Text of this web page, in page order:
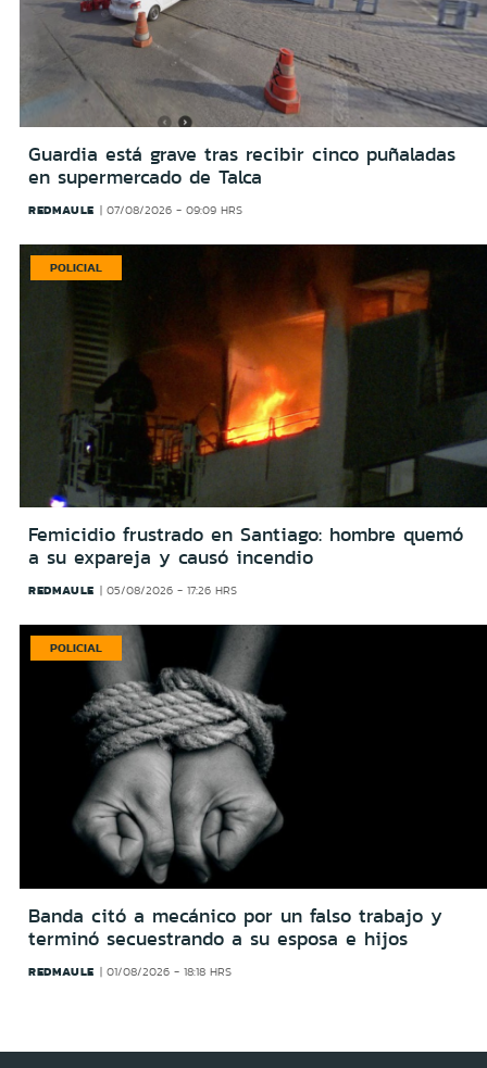
Guardia está grave tras recibir cinco puñaladas
en supermercado de Talca
REDMAULE 07/08/2026 - 09:09 HRS
POLICIAL
Femicidio frustrado en Santiago: hombre quemó
a su expareja y causó incendio
REDMAULE 05/08/2026 - 17:26 HRS
POLICIAL
Banda citó a mecánico por un falso trabajo y
terminó secuestrando a su esposa e hijos
REDMAULE 01/08/2026 - 18:18 HRS